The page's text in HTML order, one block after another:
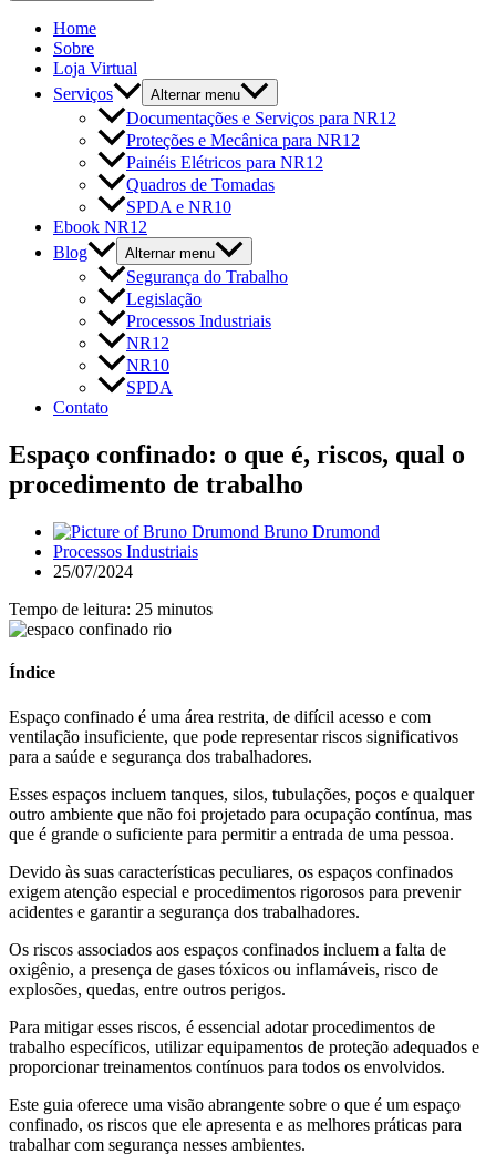
Home
Sobre
Loja Virtual
Serviços
Alternar menu
Documentações e Serviços para NR12
Proteções e Mecânica para NR12
Painéis Elétricos para NR12
Quadros de Tomadas
SPDA e NR10
Ebook NR12
Blog
Alternar menu
Segurança do Trabalho
Legislação
Processos Industriais
NR12
NR10
SPDA
Contato
Espaço confinado: o que é, riscos, qual o
procedimento de trabalho
Bruno Drumond
Processos Industriais
25/07/2024
Tempo de leitura: 25 minutos
Índice
Espaço confinado é uma área restrita, de difícil acesso e com
ventilação insuficiente, que pode representar riscos significativos
para a saúde e segurança dos trabalhadores.
Esses espaços incluem tanques, silos, tubulações, poços e qualquer
outro ambiente que não foi projetado para ocupação contínua, mas
que é grande o suficiente para permitir a entrada de uma pessoa.
Devido às suas características peculiares, os espaços confinados
exigem atenção especial e procedimentos rigorosos para prevenir
acidentes e garantir a segurança dos trabalhadores.
Os riscos associados aos espaços confinados incluem a falta de
oxigênio, a presença de gases tóxicos ou inflamáveis, risco de
explosões, quedas, entre outros perigos.
Para mitigar esses riscos, é essencial adotar procedimentos de
trabalho específicos, utilizar equipamentos de proteção adequados e
proporcionar treinamentos contínuos para todos os envolvidos.
Este guia oferece uma visão abrangente sobre o que é um espaço
confinado, os riscos que ele apresenta e as melhores práticas para
trabalhar com segurança nesses ambientes.